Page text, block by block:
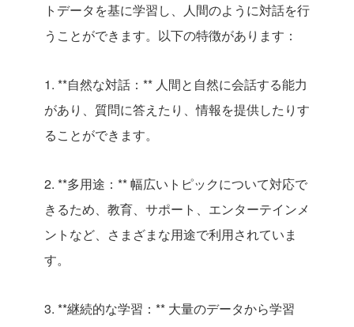
トデータを基に学習し、人間のように対話を行
うことができます。以下の特徴があります：
1. **自然な対話：** 人間と自然に会話する能力
があり、質問に答えたり、情報を提供したりす
ることができます。
2. **多用途：** 幅広いトピックについて対応で
きるため、教育、サポート、エンターテインメ
ントなど、さまざまな用途で利用されていま
す。
3. **継続的な学習：** 大量のデータから学習